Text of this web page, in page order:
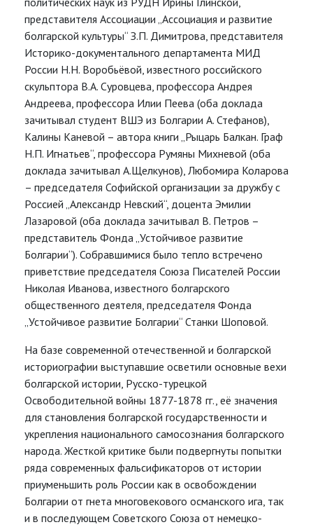
представителя Ассоциации „Ассоциация и развитие
болгарской культуры“ З.П. Димитрова, представителя
Историко-документального департамента МИД
России Н.Н. Воробьёвой, известного российского
скульптора В.А. Суровцева, профессора Андрея
Андреева, профессора Илии Пеева (оба доклада
зачитывал студент ВШЭ из Болгарии А. Стефанов),
Калины Каневой – автора книги „Рыцарь Балкан. Граф
Н.П. Игнатьев“, профессора Румяны Михневой (оба
доклада зачитывал А.Щелкунов), Любомира Коларова
– председателя Софийской организации за дружбу с
Россией „Александр Невский“, доцента Эмилии
Лазаровой (оба доклада зачитывал В. Петров –
представитель Фонда „Устойчивое развитие
Болгарии“). Собравшимися было тепло встречено
приветствие председателя Союза Писателей России
Николая Иванова, известного болгарского
общественного деятеля, председателя Фонда
„Устойчивое развитие Болгарии“ Станки Шоповой.
На базе современной отечественной и болгарской
историографии выступавшие осветили основные вехи
болгарской истории, Русско-турецкой
Освободительной войны 1877-1878 гг., её значения
для становления болгарской государственности и
укрепления национального самосознания болгарского
народа. Жесткой критике были подвергнуты попытки
ряда современных фальсификаторов от истории
приуменьшить роль России как в освобождении
Болгарии от гнета многовекового османского ига, так
и в последующем Советского Союза от немецко-